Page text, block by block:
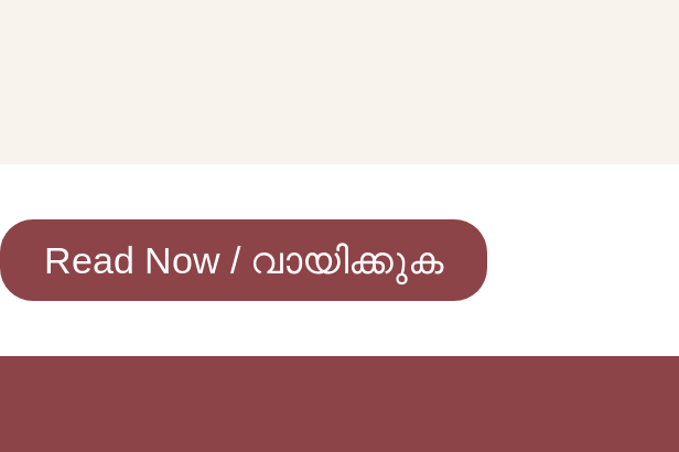
Read Now / വായിക്കുക